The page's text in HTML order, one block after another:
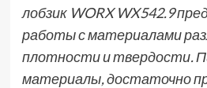
лобзик WORX WX542.9
работы с материалами
плотности и твердости.
материалы, достаточно